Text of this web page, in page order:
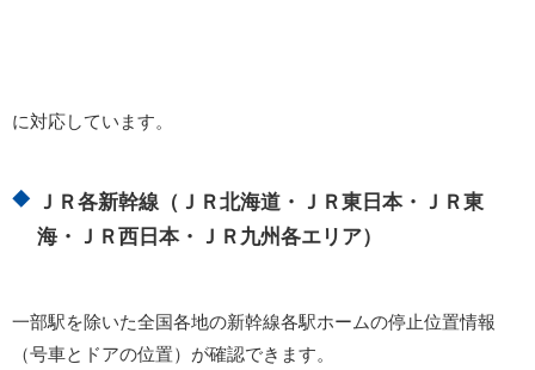
に対応しています。
ＪＲ各新幹線（ＪＲ北海道・ＪＲ東日本・ＪＲ東
海・ＪＲ西日本・ＪＲ九州各エリア）
一部駅を除いた全国各地の新幹線各駅ホームの停止位置情報
（号車とドアの位置）が確認できます。